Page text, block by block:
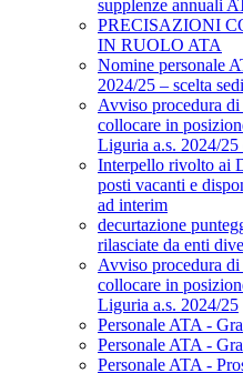
supplenze annuali
PRECISAZIONI
IN RUOLO ATA
Nomine personale
2024/25 – scelta sedi
Avviso procedura di
collocare in
Liguria a.s. 2024/
Interpello rivolto ai
posti vacanti e
ad interim
decurtazione
rilasciate da enti
Avviso procedura di
collocare in
Liguria a.s. 2024/25
Personale ATA -
Personale ATA -
Personale ATA -